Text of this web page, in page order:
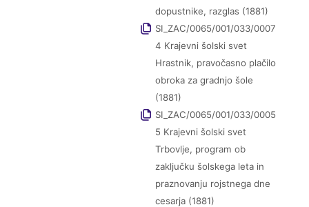
dopustnike, razglas (1881)
SI_ZAC/0065/001/033/0007
4 Krajevni šolski svet
Hrastnik, pravočasno plačilo
obroka za gradnjo šole
(1881)
SI_ZAC/0065/001/033/0005
5 Krajevni šolski svet
Trbovlje, program ob
zaključku šolskega leta in
praznovanju rojstnega dne
cesarja (1881)